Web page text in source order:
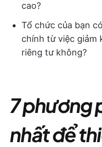
cao?
Tổ chức của bạn
chính từ việc giảm
riêng tư không?
7 phương
nhất để